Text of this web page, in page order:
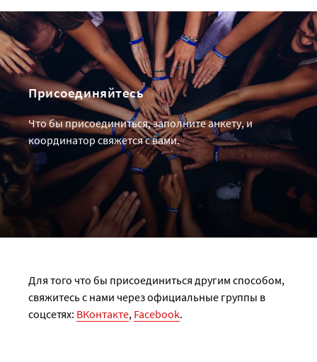
Присоединяйтесь
Что бы присоединиться, заполните анкету, и
координатор свяжется с вами.
Для того что бы присоединиться другим способом,
свяжитесь с нами через официальные группы в
соцсетях: ВКонтакте, Facebook.